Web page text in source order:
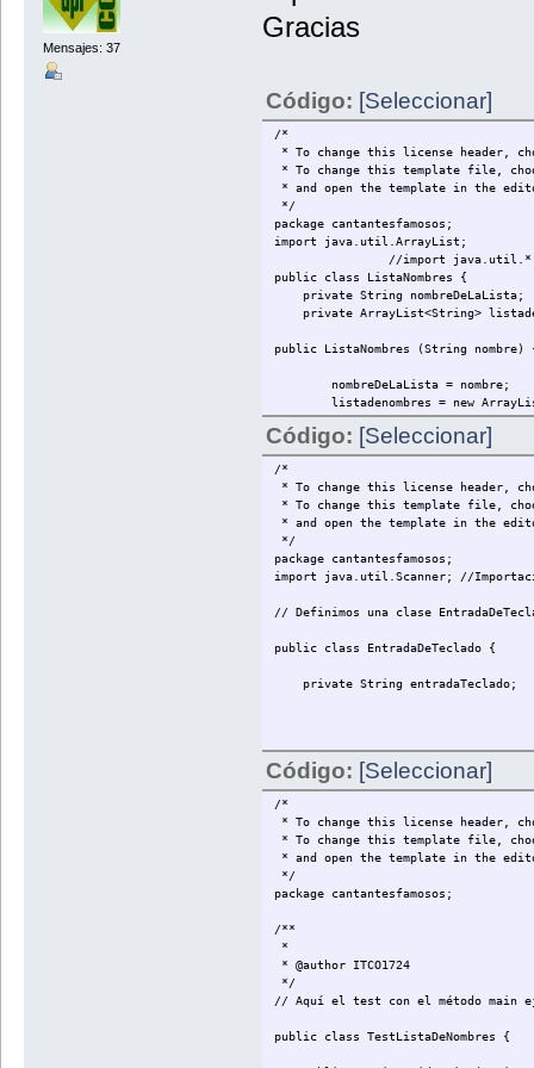
Mensajes: 37
Gracias
Código: [Seleccionar]
/*
* To change this license header,
* To change this template file,
* and open the template in the
*/
package cantantesfamosos;
import java.util.ArrayList;
//import java.util.*
public class ListaNombres {
private String nombreDeLaLista;
private ArrayList<String>
public ListaNombres (String
nombreDeLaLista = nombre;
listadenombres = new
} //Cierre del constructor
public void addNombre (String
//Cierre del método
public String getNombre (int
if (posicion >= 0 && posicion
return
else { return "No existe
} //Cierre del método
public int getTamaño () { return
public void removeNombre (int
if (posicion >= 0 && posicion
else { } //else vacío. No existe
} //Cierre del método
} //Cierre de la clase
Código: [Seleccionar]
/*
* To change this license header,
* To change this template file,
* and open the template in the
*/
package cantantesfamosos;
import java.util.Scanner; //
// Definimos una clase
public class EntradaDeTeclado {
private String entradaTeclado;
public EntradaDeTeclado () {
entradaTeclado="";
pedirEntrada(); //Esto es una
} //Cierre del constructor
public void pedirEntrada () {
Scanner entradaEscaner = new
entradaTeclado =
Código: [Seleccionar]
/*
* To change this license header,
* To change this template file,
* and open the template in the
*/
package cantantesfamosos;
/**
*
* @author ITCO1724
*/
// Aquí el test con el método main
public class TestListaDeNombres {